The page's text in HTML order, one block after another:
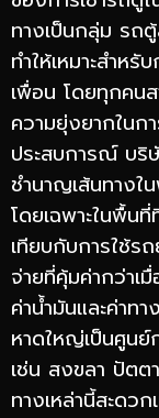
ทางเป็นกลุ่ม รถ
ทำให้เหมาะสำห
เพื่อน โดยทุกคน
ความยุ่งยากในก
ประสบการณ์ บริ
ชำนาญเส้นทางใ
โดยเฉพาะในพื้น
เทียบกับการใช้ร
จ่ายที่คุ้มค่ากว่าเ
ค่าน้ำมันและค่าทา
หาดใหญ่เป็นศูนย์
เช่น สงขลา ปัตต
ทางเหล่านี้สะดว